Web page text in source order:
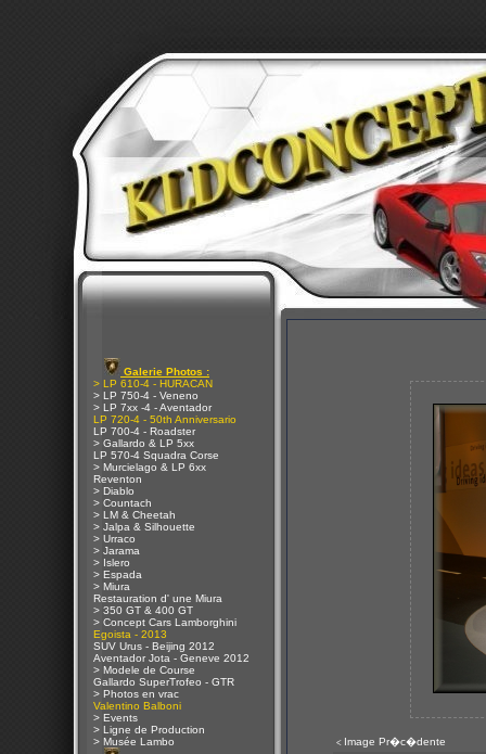
Galerie Photos :
> LP 610-4 - HURACAN
> LP 750-4 - Veneno
> LP 7xx -4 - Aventador
LP 720-4 - 50th Anniversario
LP 700-4 - Roadster
> Gallardo & LP 5xx
LP 570-4 Squadra Corse
> Murcielago & LP 6xx
Reventon
> Diablo
> Countach
> LM & Cheetah
> Jalpa & Silhouette
> Urraco
> Jarama
> Islero
> Espada
> Miura
Restauration d' une Miura
> 350 GT & 400 GT
> Concept Cars Lamborghini
Egoista - 2013
SUV Urus - Beijing 2012
Aventador Jota - Geneve 2012
> Modele de Course
Gallardo SuperTrofeo - GTR
> Photos en vrac
Valentino Balboni
> Events
> Ligne de Production
> Musée Lambo
< Image Pr�c�dente